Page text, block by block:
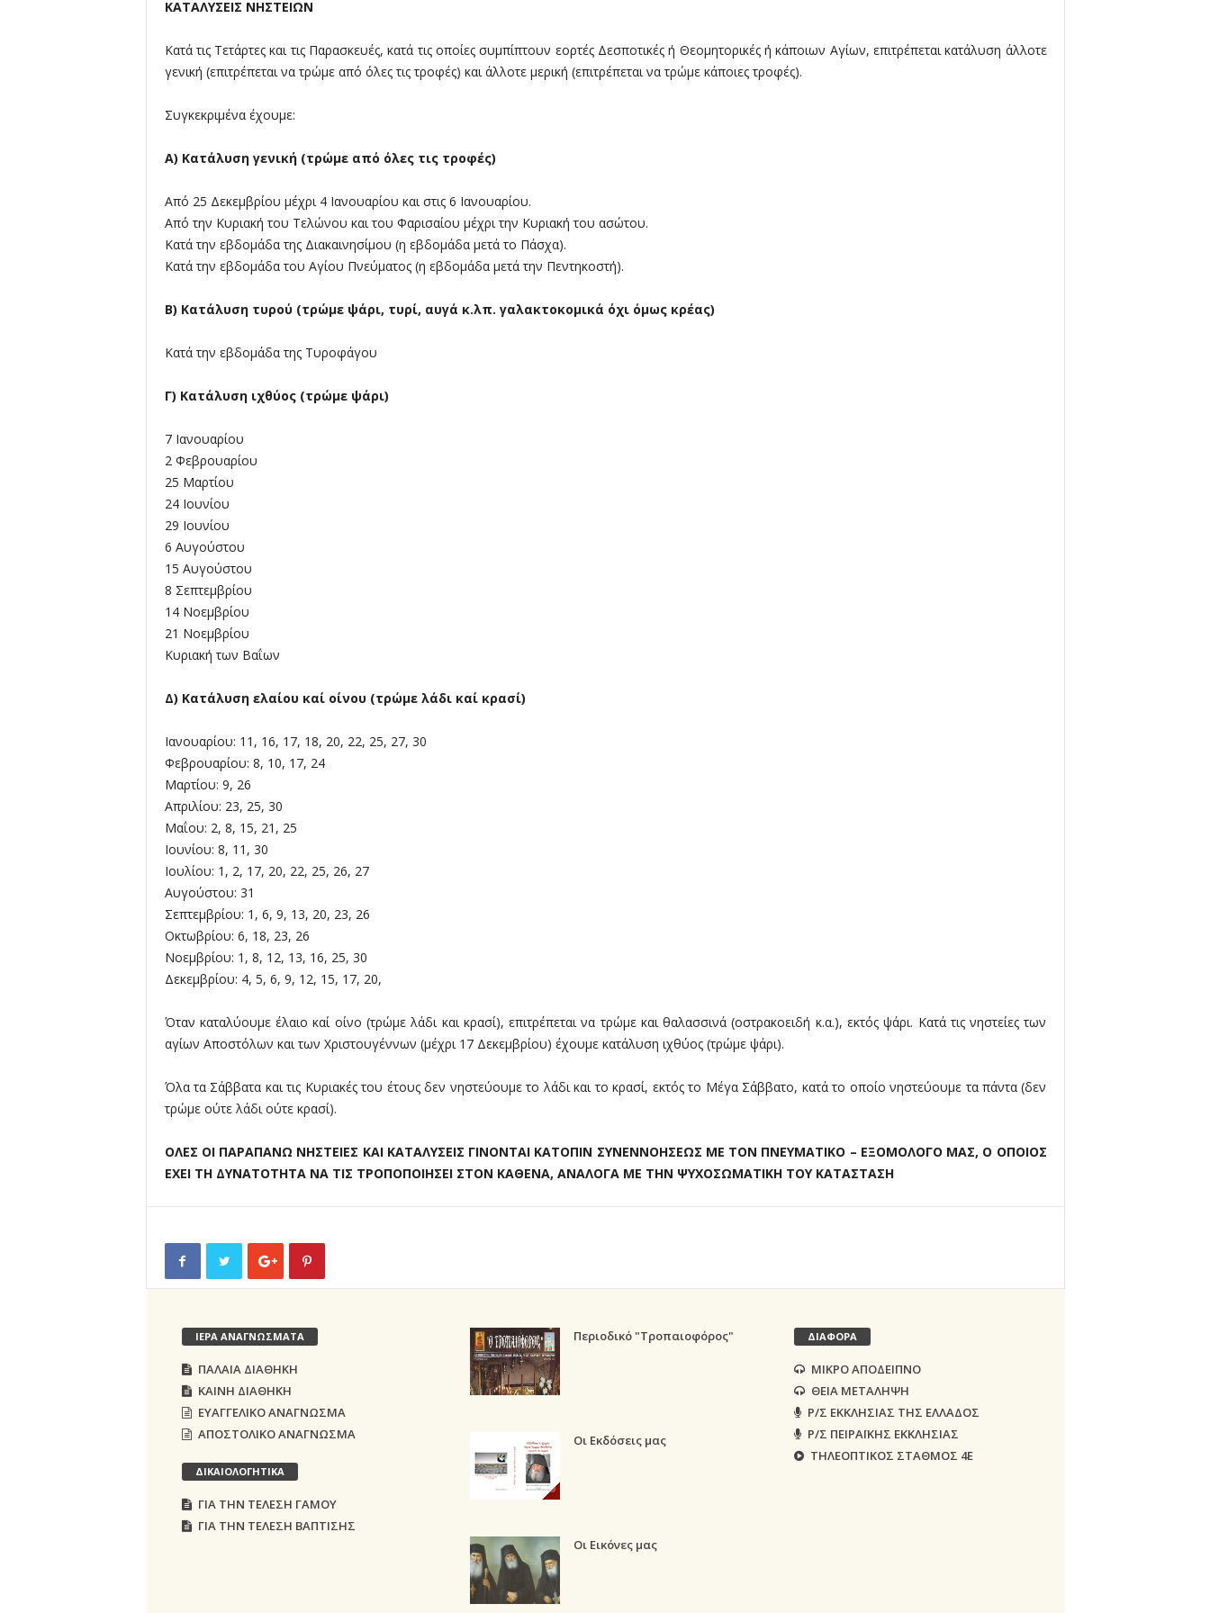
ΚΑΤΑΛΥΣΕΙΣ ΝΗΣΤΕΙΩΝ
Κατά τις Τετάρτες και τις Παρασκευές, κατά τις οποίες συμπίπτουν εορτές Δεσποτικές ή Θεομητορικές ή κάποιων Αγίων, επιτρέπεται κατάλυση άλλοτε
γενική (επιτρέπεται να τρώμε από όλες τις τροφές) και άλλοτε μερική (επιτρέπεται να τρώμε κάποιες τροφές).
Συγκεκριμένα έχουμε:
Α) Κατάλυση γενική (τρώμε από όλες τις τροφές)
Από 25 Δεκεμβρίου μέχρι 4 Ιανουαρίου και στις 6 Ιανουαρίου.
Από την Κυριακή του Τελώνου και του Φαρισαίου μέχρι την Κυριακή του ασώτου.
Κατά την εβδομάδα της Διακαινησίμου (η εβδομάδα μετά το Πάσχα).
Κατά την εβδομάδα του Αγίου Πνεύματος (η εβδομάδα μετά την Πεντηκοστή).
Β) Κατάλυση τυρού (τρώμε ψάρι, τυρί, αυγά κ.λπ. γαλακτοκομικά όχι όμως κρέας)
Κατά την εβδομάδα της Τυροφάγου
Γ) Κατάλυση ιχθύος (τρώμε ψάρι)
7 Ιανουαρίου
2 Φεβρουαρίου
25 Μαρτίου
24 Ιουνίου
29 Ιουνίου
6 Αυγούστου
15 Αυγούστου
8 Σεπτεμβρίου
14 Νοεμβρίου
21 Νοεμβρίου
Κυριακή των Βαΐων
Δ) Κατάλυση ελαίου καί οίνου (τρώμε λάδι καί κρασί)
Ιανουαρίου: 11, 16, 17, 18, 20, 22, 25, 27, 30
Φεβρουαρίου: 8, 10, 17, 24
Μαρτίου: 9, 26
Απριλίου: 23, 25, 30
Μαΐου: 2, 8, 15, 21, 25
Iουνίου: 8, 11, 30
Ιουλίου: 1, 2, 17, 20, 22, 25, 26, 27
Αυγούστου: 31
Σεπτεμβρίου: 1, 6, 9, 13, 20, 23, 26
Οκτωβρίου: 6, 18, 23, 26
Νοεμβρίου: 1, 8, 12, 13, 16, 25, 30
Δεκεμβρίου: 4, 5, 6, 9, 12, 15, 17, 20,
Όταν καταλύουμε έλαιο καί οίνο (τρώμε λάδι και κρασί), επιτρέπεται να τρώμε και θαλασσινά (οστρακοειδή κ.α.), εκτός ψάρι. Κατά τις νηστείες των
αγίων Αποστόλων και των Χριστουγέννων (μέχρι 17 Δεκεμβρίου) έχουμε κατάλυση ιχθύος (τρώμε ψάρι).
Όλα τα Σάββατα και τις Κυριακές του έτους δεν νηστεύουμε το λάδι και το κρασί, εκτός το Μέγα Σάββατο, κατά το οποίο νηστεύουμε τα πάντα (δεν
τρώμε ούτε λάδι ούτε κρασί).
ΟΛΕΣ ΟΙ ΠΑΡΑΠΑΝΩ ΝΗΣΤΕΙΕΣ ΚΑΙ ΚΑΤΑΛΥΣΕΙΣ ΓΙΝΟΝΤΑΙ ΚΑΤΟΠΙΝ ΣΥΝΕΝΝΟΗΣΕΩΣ ΜΕ ΤΟΝ ΠΝΕΥΜΑΤΙΚΟ – ΕΞΟΜΟΛΟΓΟ ΜΑΣ, Ο ΟΠΟΙΟΣ
ΕΧΕΙ ΤΗ ΔΥΝΑΤΟΤΗΤΑ ΝΑ ΤΙΣ ΤΡΟΠΟΠΟΙΗΣΕΙ ΣΤΟΝ ΚΑΘΕΝΑ, ΑΝΑΛΟΓΑ ΜΕ ΤΗΝ ΨΥΧΟΣΩΜΑΤΙΚΗ ΤΟΥ ΚΑΤΑΣΤΑΣΗ
ΙΕΡΑ ΑΝΑΓΝΩΣΜΑΤΑ
ΠΑΛΑΙΑ ΔΙΑΘΗΚΗ
ΚΑΙΝΗ ΔΙΑΘΗΚΗ
ΕΥΑΓΓΕΛΙΚΟ ΑΝΑΓΝΩΣΜΑ
ΑΠΟΣΤΟΛΙΚΟ ΑΝΑΓΝΩΣΜΑ
ΔΙΚΑΙΟΛΟΓΗΤΙΚΑ
ΓΙΑ ΤΗΝ ΤΕΛΕΣΗ ΓΑΜΟΥ
ΓΙΑ ΤΗΝ ΤΕΛΕΣΗ ΒΑΠΤΙΣΗΣ
Περιοδικό "Τροπαιοφόρος"
Οι Εκδόσεις μας
Οι Εικόνες μας
ΔΙΑΦΟΡΑ
ΜΙΚΡΟ ΑΠΟΔΕΙΠΝΟ
ΘΕΙΑ ΜΕΤΑΛΗΨΗ
Ρ/Σ ΕΚΚΛΗΣΙΑΣ ΤΗΣ ΕΛΛΑΔΟΣ
Ρ/Σ ΠΕΙΡΑΪΚΗΣ ΕΚΚΛΗΣΙΑΣ
ΤΗΛΕΟΠΤΙΚΟΣ ΣΤΑΘΜΟΣ 4Ε